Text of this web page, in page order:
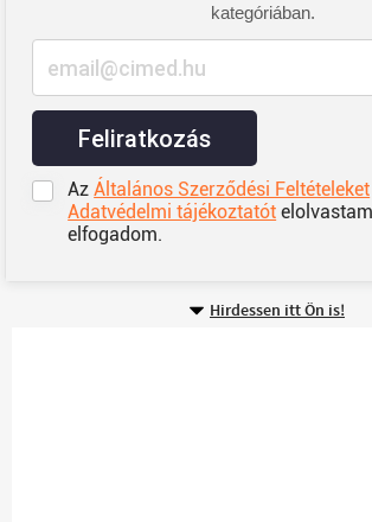
kategóriában.
Feliratkozás
AzÁltalános Szerződési Feltételeket
Adatvédelmi tájékoztatót
elfogadom.
Hirdessen itt Ön is!